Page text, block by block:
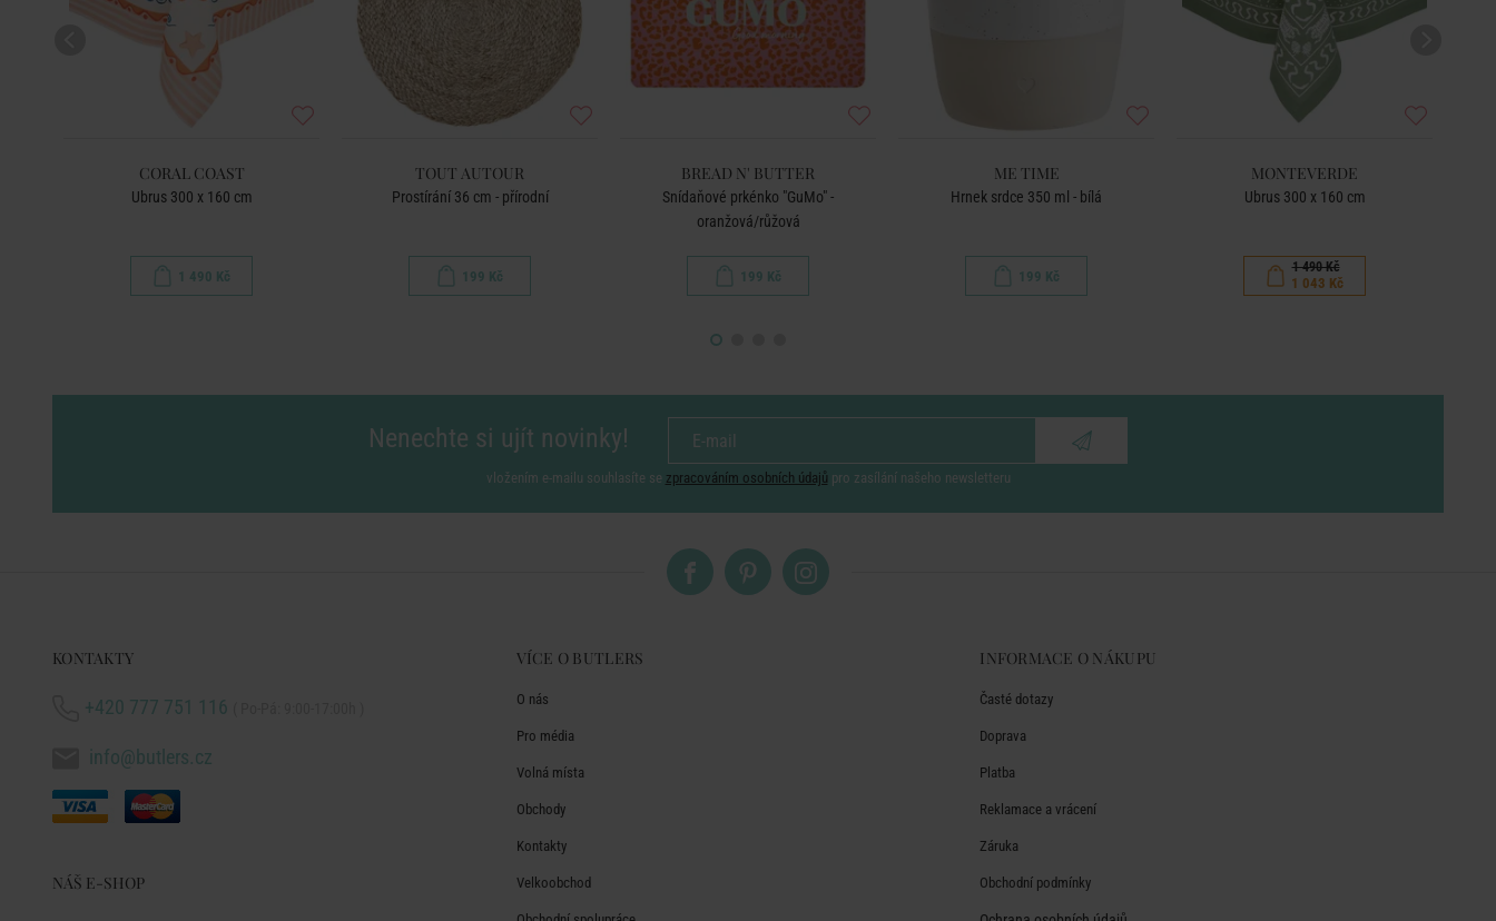
CORAL COAST
Ubrus 300 x 160 cm
1 490 Kč
TOUT AUTOUR
Prostírání 36 cm - přírodní
199 Kč
BREAD N' BUTTER
Snídaňové prkénko "GuMo" -
oranžová/růžová
199 Kč
ME TIME
Hrnek srdce 350 ml - bílá
199 Kč
MONTEVERDE
Ubrus 300 x 160 cm
1 490 Kč
1 043 Kč
Nenechte si ujít novinky!
vložením e-mailu souhlasíte se zpracováním osobních údajů pro zasílání našeho newsletteru
KONTAKTY
+420 777 751 116
info@butlers.cz
NÁŠ E-SHOP
VÍCE O BUTLERS
O nás
Pro média
Volná místa
Obchody
Kontakty
Velkoobchod
INFORMACE O NÁKUPU
Časté dotazy
Doprava
Platba
Reklamace a vrácení
Záruka
Obchodní podmínky